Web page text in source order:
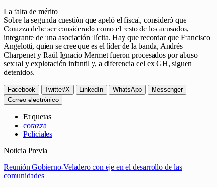
La falta de mérito
Sobre la segunda cuestión que apeló el fiscal, consideró que
Corazza debe ser considerado como el resto de los acusados,
integrante de una asociación ilícita. Hay que recordar que Francisco
Angelotti, quien se cree que es el líder de la banda, Andrés
Charpenet y Raúl Ignacio Mermet fueron procesados por abuso
sexual y explotación infantil y, a diferencia del ex GH, siguen
detenidos.
Facebook Twitter/X LinkedIn WhatsApp
Messenger
Correo electrónico
Etiquetas
corazza
Policiales
Noticia Previa
Reunión Gobierno-Veladero con eje en el desarrollo de las
comunidades